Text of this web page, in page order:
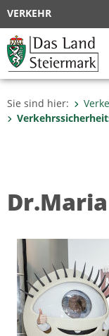
VERKEHR
Sie sind hier: